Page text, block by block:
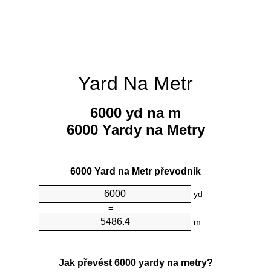
Yard Na Metr
6000 yd na m
6000 Yardy na Metry
6000 Yard na Metr převodník
yd
=
m
Jak převést 6000 yardy na metry?